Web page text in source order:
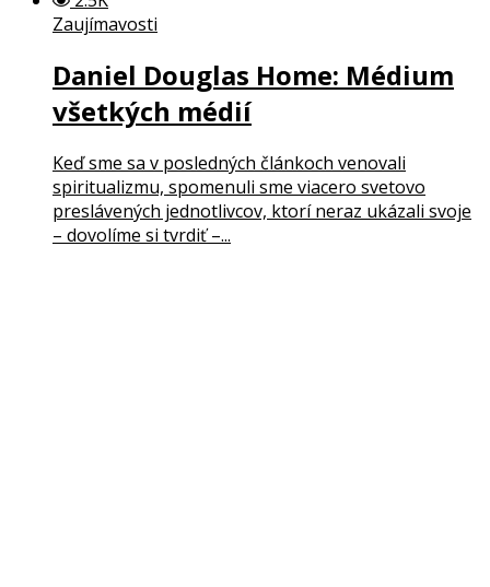
Zaujímavosti
Daniel Douglas Home: Médium
všetkých médií
Keď sme sa v posledných článkoch venovali
spiritualizmu, spomenuli sme viacero svetovo
preslávených jednotlivcov, ktorí neraz ukázali svoje
– dovolíme si tvrdiť –...